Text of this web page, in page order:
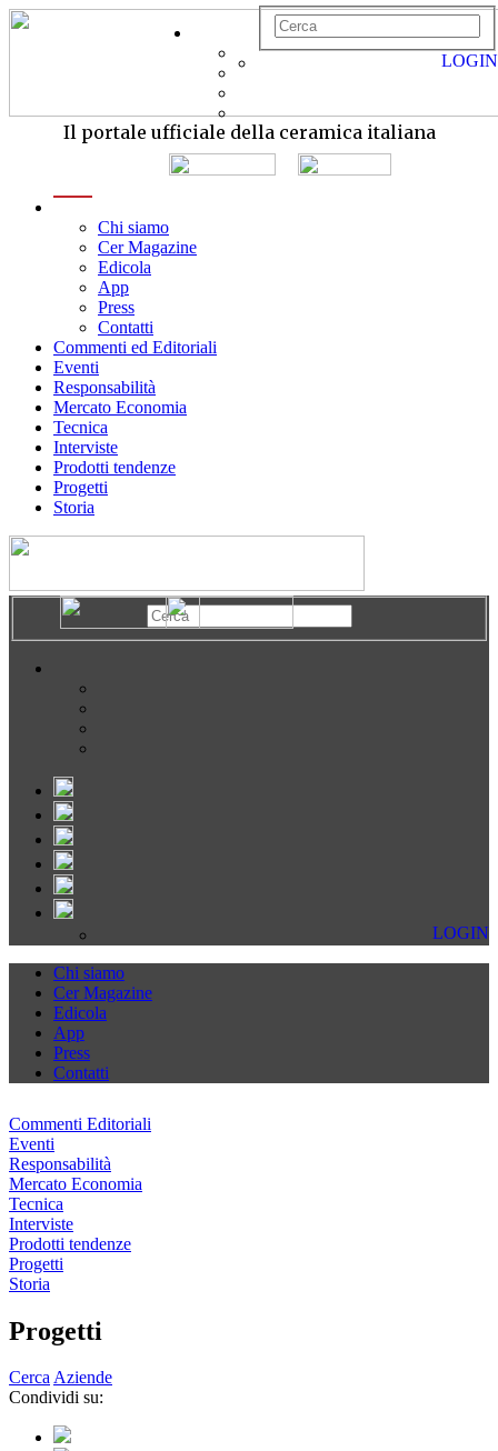
Il portale ufficiale della ceramica italiana
Chi siamo
Cer Magazine
Edicola
App
Press
Contatti
Commenti ed Editoriali
Eventi
Responsabilità
Mercato Economia
Tecnica
Interviste
Prodotti tendenze
Progetti
Storia
LOGIN
LOGIN
Chi siamo
Cer Magazine
Edicola
App
Press
Contatti
Commenti Editoriali
Eventi
Responsabilità
Mercato Economia
Tecnica
Interviste
Prodotti tendenze
Progetti
Storia
Progetti
CercaAziende
Condividi su: